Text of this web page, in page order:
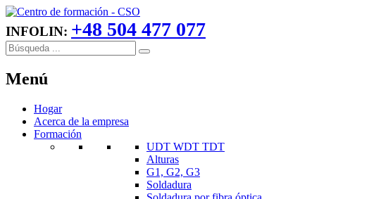
INFOLIN: +48 504 477 077
Menú
Hogar
Acerca de la empresa
Formación
UDT WDT TDT
Alturas
G1, G2, G3
Soldadura